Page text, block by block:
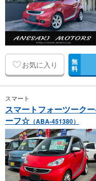
お気に入り 無
料
スマート
スマートフォーツー
ーフ☆ （ABA-451380）